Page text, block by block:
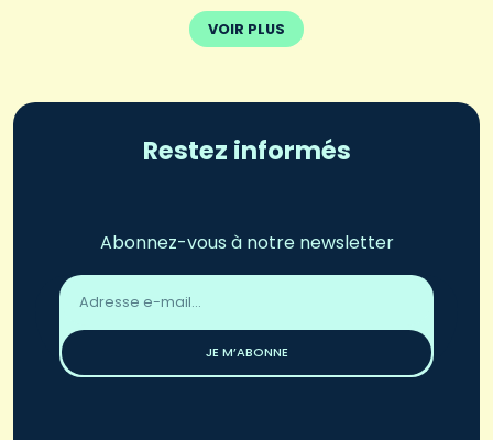
VOIR PLUS
Restez informés
Abonnez-vous à notre newsletter
Adresse
email
JE M’ABONNE